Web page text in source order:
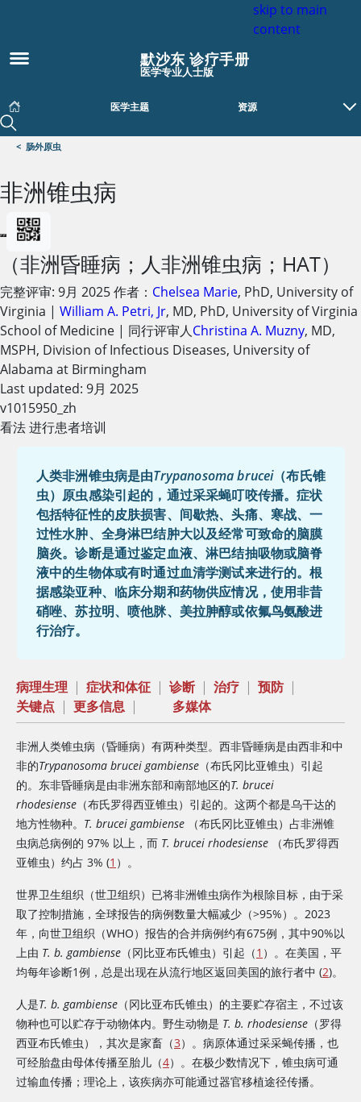
skip to main
content
默沙东 诊疗手册
医学专业人士版
医学主题 资源
< 肠外原虫
非洲锥虫病
（非洲昏睡病；人非洲锥虫病；HAT）
完整评审: 9月 2025作者： Chelsea Marie, PhD, University of
Virginia | William A. Petri, Jr, MD, PhD, University of Virginia
School of Medicine | 同行评审人Christina A. Muzny, MD,
MSPH, Division of Infectious Diseases, University of
Alabama at Birmingham
Last updated: 9月 2025
v1015950_zh
看法 进行患者培训
人类非洲锥虫病是由Trypanosoma brucei（布氏锥
虫）原虫感染引起的，通过采采蝇叮咬传播。症状
包括特征性的皮肤损害、间歇热、头痛、寒战、一
过性水肿、全身淋巴结肿大以及经常可致命的脑膜
脑炎。诊断是通过鉴定血液、淋巴结抽吸物或脑脊
液中的生物体或有时通过血清学测试来进行的。根
据感染亚种、临床分期和药物供应情况，使用非昔
硝唑、苏拉明、喷他脒、美拉胂醇或依氟鸟氨酸进
行治疗。
病理生理 | 症状和体征 | 诊断 | 治疗 | 预防 |
关键点 | 更多信息 | 多媒体
非洲人类锥虫病（昏睡病）有两种类型。西非昏睡病是由西非和中
非的Trypanosoma brucei gambiense （布氏冈比亚锥虫）引起
的。东非昏睡病是由非洲东部和南部地区的T. brucei
rhodesiense （布氏罗得西亚锥虫）引起的。这两个都是乌干达的
地方性物种。 T. brucei gambiense （布氏冈比亚锥虫）占非洲锥
虫病总病例的 97% 以上，而 T. brucei rhodesiense （布氏罗得西
亚锥虫）约占 3% (1 ）。
世界卫生组织（世卫组织）已将非洲锥虫病作为根除目标，由于采
取了控制措施，全球报告的病例数量大幅减少（>95%）。2023
年，向世卫组织（WHO）报告的合并病例约有675例，其中90%以
上由 T. b. gambiense （冈比亚布氏锥虫）引起（1 ）。在美国，平
均每年诊断1例，总是出现在从流行地区返回美国的旅行者中 (2)。
人是T. b. gambiense （冈比亚布氏锥虫）的主要贮存宿主，不过该
物种也可以贮存于动物体内。野生动物是 T. b. rhodesiense （罗得
西亚布氏锥虫），其次是家畜（3）。病原体通过采采蝇传播，也
可经胎盘由母体传播至胎儿（4）。在极少数情况下，锥虫病可通
过输血传播；理论上，该疾病亦可能通过器官移植途径传播。